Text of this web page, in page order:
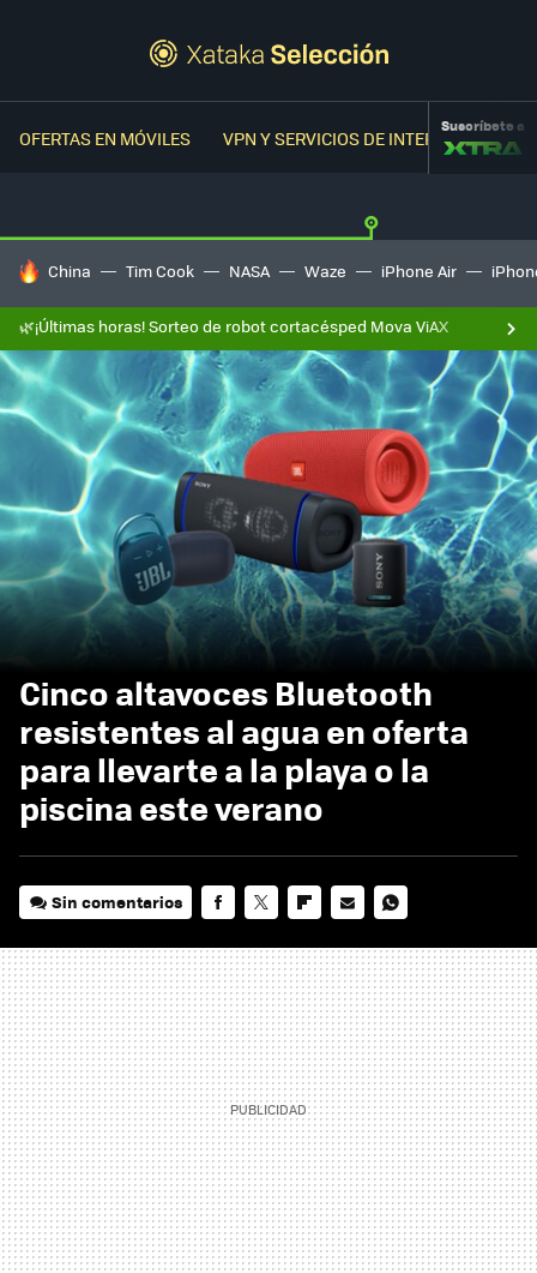
OFERTAS EN MÓVILES VPN Y SERVICIOS DE INTERNETSuscríbete a
HOY SE HABLA DE
China Tim Cook NASA Waze iPhone Air
🌿¡Últimas horas! Sorteo de robot cortacésped Mova ViAX
Cinco altavoces Bluetooth
resistentes al agua en oferta
para llevarte a la playa o la
piscina este verano
Sin comentarios
MAIL